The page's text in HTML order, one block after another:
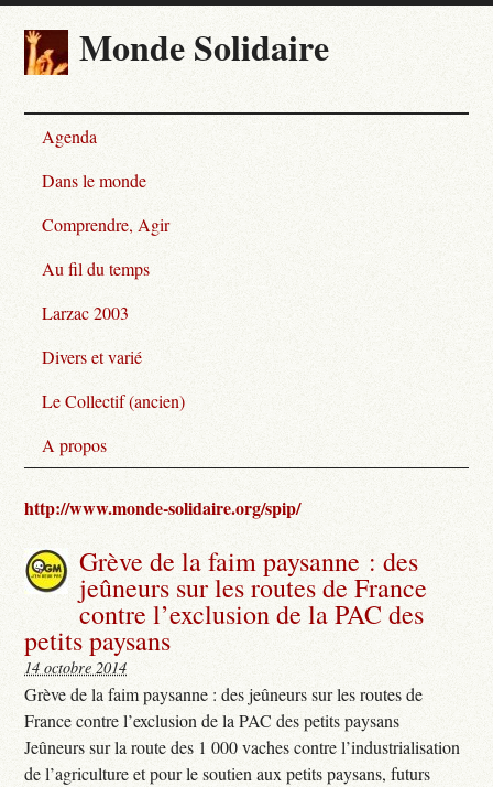
Monde Solidaire
Agenda
Dans le monde
Comprendre, Agir
Au fil du temps
Larzac 2003
Divers et varié
Le Collectif (ancien)
A propos
http://www.monde-solidaire.org/spip/
Grève de la faim paysanne : des
jeûneurs sur les routes de France
contre l’exclusion de la PAC des
petits paysans
14 octobre 2014
Grève de la faim paysanne : des jeûneurs sur les routes de
France contre l’exclusion de la PAC des petits paysans
Jeûneurs sur la route des 1 000 vaches contre l’industrialisation
de l’agriculture et pour le soutien aux petits paysans, futurs